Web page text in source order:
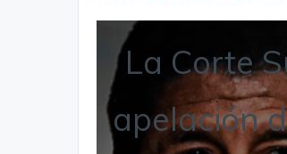
La Corte
apelación